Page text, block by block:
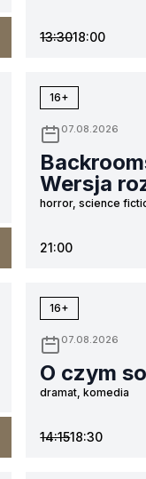
13:3018:00
16+
07.08.2026
Wersja
horror, science
21:00
16+
07.08.2026
O czym
dramat, komedia
14:1518:30